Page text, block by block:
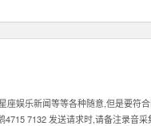
娱乐新闻等等各种随意,但是要符
7132 发送请求时,请备注录音采